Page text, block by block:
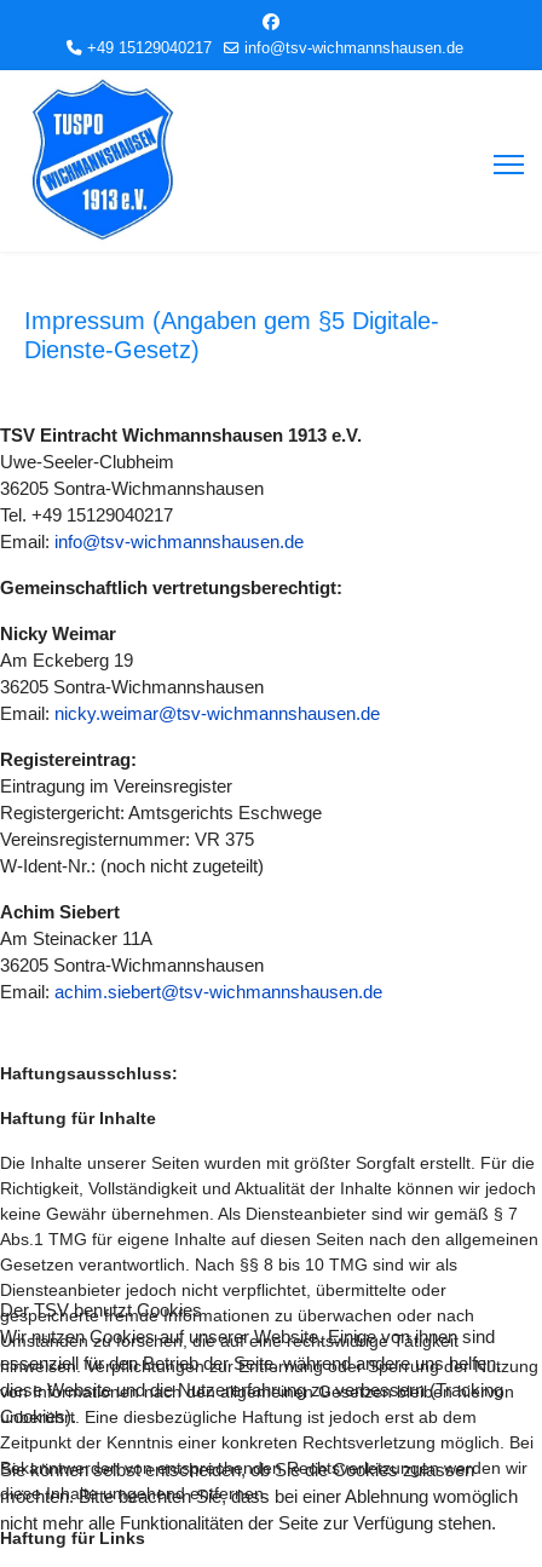
+49 15129040217 info@tsv-wichmannshausen.de
Impressum (Angaben gem §5 Digitale-
Dienste-Gesetz)
TSV Eintracht Wichmannshausen 1913 e.V.
Uwe-Seeler-Clubheim
36205 Sontra-Wichmannshausen
Tel. +49 15129040217
Email: info@tsv-wichmannshausen.de
Gemeinschaftlich vertretungsberechtigt:
Nicky Weimar
Am Eckeberg 19
36205 Sontra-Wichmannshausen
Email: nicky.weimar@tsv-wichmannshausen.de
Registereintrag:
Eintragung im Vereinsregister
Registergericht: Amtsgerichts Eschwege
Vereinsregisternummer: VR 375
W-Ident-Nr.: (noch nicht zugeteilt)
Achim Siebert
Am Steinacker 11A
36205 Sontra-Wichmannshausen
Email: achim.siebert@tsv-wichmannshausen.de
Haftungsausschluss:
Haftung für Inhalte
Die Inhalte unserer Seiten wurden mit größter Sorgfalt erstellt. Für die
Richtigkeit, Vollständigkeit und Aktualität der Inhalte können wir jedoch
keine Gewähr übernehmen. Als Diensteanbieter sind wir gemäß § 7
Abs.1 TMG für eigene Inhalte auf diesen Seiten nach den allgemeinen
Gesetzen verantwortlich. Nach §§ 8 bis 10 TMG sind wir als
Diensteanbieter jedoch nicht verpflichtet, übermittelte oder
gespeicherte fremde Informationen zu überwachen oder nach
Umständen zu forschen, die auf eine rechtswidrige Tätigkeit
hinweisen. Verpflichtungen zur Entfernung oder Sperrung der Nutzung
von Informationen nach den allgemeinen Gesetzen bleiben hiervon
unberührt. Eine diesbezügliche Haftung ist jedoch erst ab dem
Zeitpunkt der Kenntnis einer konkreten Rechtsverletzung möglich. Bei
Bekanntwerden von entsprechenden Rechtsverletzungen werden wir
diese Inhalte umgehend entfernen.
Haftung für Links
Der TSV benutzt Cookies
Wir nutzen Cookies auf unserer Website. Einige von ihnen sind
essenziell für den Betrieb der Seite, während andere uns helfen,
diese Website und die Nutzererfahrung zu verbessern (Tracking
Cookies).
Sie können selbst entscheiden, ob Sie die Cookies zulassen
möchten. Bitte beachten Sie, dass bei einer Ablehnung womöglich
nicht mehr alle Funktionalitäten der Seite zur Verfügung stehen.